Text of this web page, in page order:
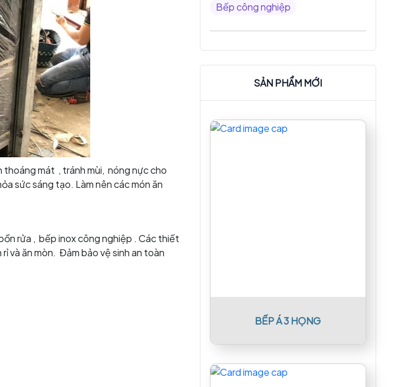
mát , tránh mùi, nóng nực cho
sức sáng tạo. Làm nên các món ăn
rửa , bếp inox công nghiệp . Các thiết
và ăn mòn. Đảm bảo vệ sinh an toàn
công nghiệp
Bếp công nghiệp
SẢN PHẨM MỚI
BẾP Á 3 HỌNG